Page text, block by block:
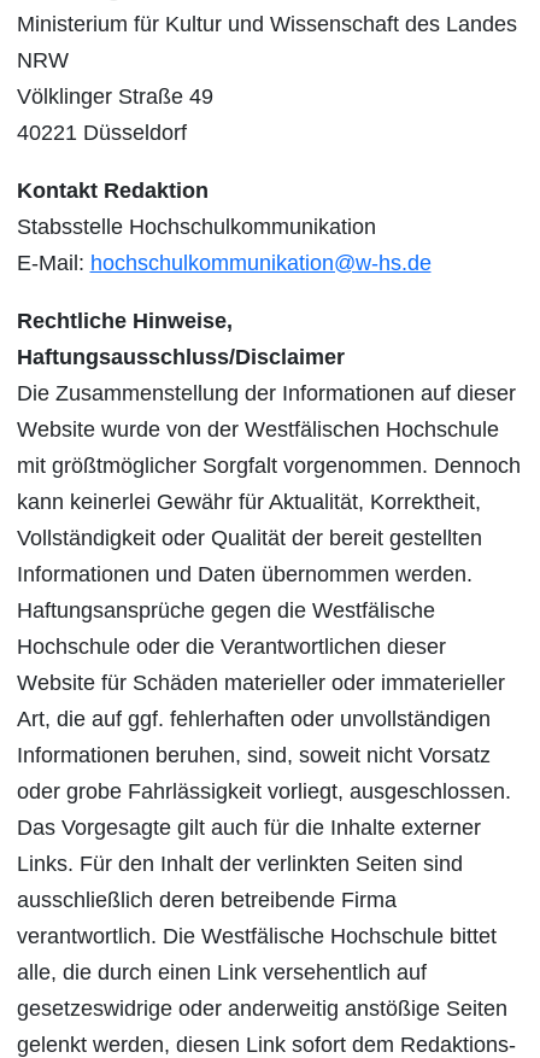
Ministerium für Kultur und Wissenschaft des Landes
NRW
Völklinger Straße 49
40221 Düsseldorf
Kontakt Redaktion
Stabsstelle Hochschulkommunikation
E-Mail: hochschulkommunikation@w-hs.de
Rechtliche Hinweise,
Haftungsausschluss/Disclaimer
Die Zusammenstellung der Informationen auf dieser
Website wurde von der Westfälischen Hochschule
mit größtmöglicher Sorgfalt vorgenommen. Dennoch
kann keinerlei Gewähr für Aktualität, Korrektheit,
Vollständigkeit oder Qualität der bereit gestellten
Informationen und Daten übernommen werden.
Haftungsansprüche gegen die Westfälische
Hochschule oder die Verantwortlichen dieser
Website für Schäden materieller oder immaterieller
Art, die auf ggf. fehlerhaften oder unvollständigen
Informationen beruhen, sind, soweit nicht Vorsatz
oder grobe Fahrlässigkeit vorliegt, ausgeschlossen.
Das Vorgesagte gilt auch für die Inhalte externer
Links. Für den Inhalt der verlinkten Seiten sind
ausschließlich deren betreibende Firma
verantwortlich. Die Westfälische Hochschule bittet
alle, die durch einen Link versehentlich auf
gesetzeswidrige oder anderweitig anstößige Seiten
gelenkt werden, diesen Link sofort dem Redaktions-